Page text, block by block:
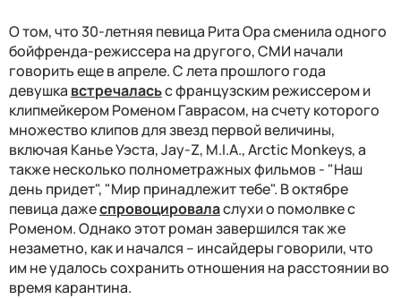
О том, что 30-летняя певица Рита Ора сменила одного
бойфренда-режиссера на другого, СМИ начали
говорить еще в апреле. С лета прошлого года
девушка встречаласьс французским режиссером и
клипмейкером Роменом Гаврасом, на счету которого
множество клипов для звезд первой величины,
включая Канье Уэста, Jay-Z, M.I.A., Arctic Monkeys, а
также несколько полнометражных фильмов - "Наш
день придет", "Мир принадлежит тебе". В октябре
певица дажеспровоцироваласлухи о помолвке с
Роменом. Однако этот роман завершился так же
незаметно, как и начался – инсайдеры говорили, что
им не удалось сохранить отношения на расстоянии во
время карантина.